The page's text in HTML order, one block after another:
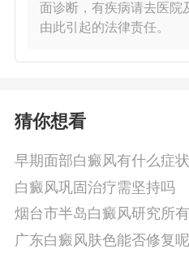
面诊断，有疾病请去医院
由此引起的法律责任。
猜你想看
早期面部白癜风有什么症
白癜风巩固治疗需坚持吗
烟台市半岛白癜风研究所
广东白癜风肤色能否修复呢